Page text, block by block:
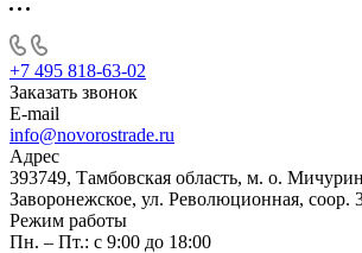
+7 495 818-63-02
Заказать звонок
E-mail
info@novorostrade.ru
Адрес
393749, Тамбовская область, м. о.
Заворонежское, ул. Революционная, соор.
Режим работы
Пн. – Пт.: с 9:00 до 18:00